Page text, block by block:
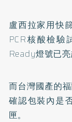
盧西拉家用快
PCR核酸檢
Ready燈號已亮
而台灣國產的
確認包裝內是
匣。